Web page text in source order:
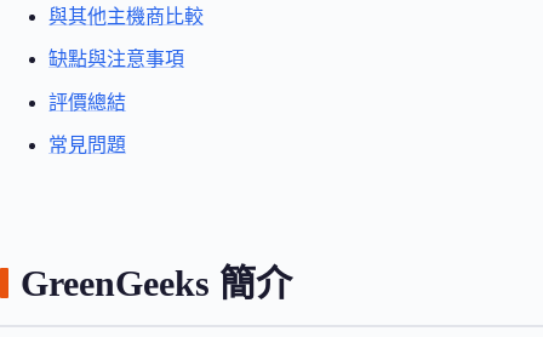
與其他主機商比較
缺點與注意事項
評價總結
常見問題
GreenGeeks 簡介